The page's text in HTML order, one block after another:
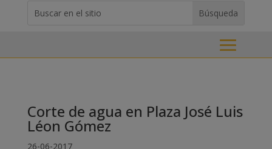
for...
Corte de agua en Plaza José Luis
Léon Gómez
26-06-2017